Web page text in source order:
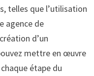
telles que l’utilisation
agence de
d’un
mettre en œuvre
étape du